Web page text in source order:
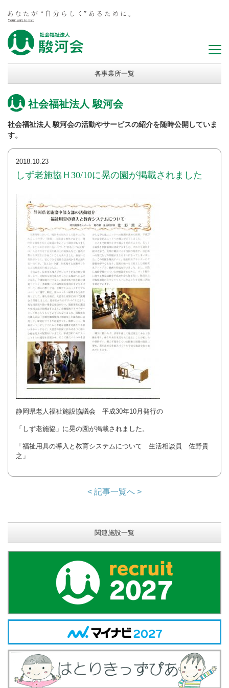
各事業所一覧
社会福祉法人 駿河会
社会福祉法人 駿河会の活動やサービスの紹介を随時公開していま
す。
2018.10.23
しず老施協Ｈ30/10に晃の園が掲載されました
静岡県老人福祉施設協議会 平成30年10月発行の
「しず老施協」に晃の園が掲載されました。
「福祉用具の導入と教育システムについて 生活相談員 佐野貴
之」
< 記事一覧へ >
関連施設一覧